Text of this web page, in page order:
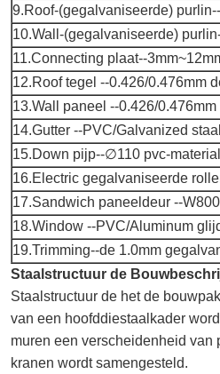
9.Roof-(gegalvaniseerde)
10.Wall-(gegalvaniseerde)
11.Connecting plaat--
12.Roof tegel --0.426/0.476mm
13.Wall paneel --0.426/
14.Gutter --PVC/Galvanized
15.Down pijp--∅110 pvc-
16.Electric gegalvaniseerde
17.Sandwich paneeldeur --
18.Window --PVC/Aluminum
19.Trimming--de 1.0mm
Staalstructuur de
Staalstructuur de het de
van een hoofddiestaalkader
muren een verscheidenheid van
kranen wordt samengesteld.